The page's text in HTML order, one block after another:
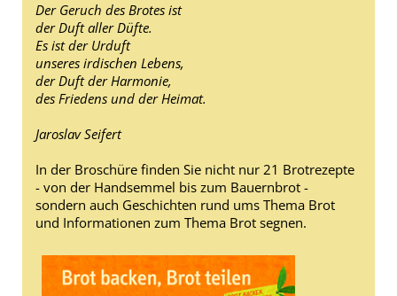
Der Geruch des Brotes ist
der Duft aller Düfte.
Es ist der Urduft
unseres irdischen Lebens,
der Duft der Harmonie,
des Friedens und der Heimat.
Jaroslav Seifert
In der Broschüre finden Sie nicht nur 21 Brotrezepte
- von der Handsemmel bis zum Bauernbrot -
sondern auch Geschichten rund ums Thema Brot
und Informationen zum Thema Brot segnen.